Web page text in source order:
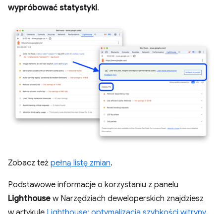
wypróbować statystyki.
Zobacz też pełną listę zmian.
Podstawowe informacje o korzystaniu z panelu
Lighthouse w Narzędziach deweloperskich znajdziesz